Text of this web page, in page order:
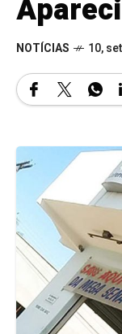
NOTÍCIAS 10,